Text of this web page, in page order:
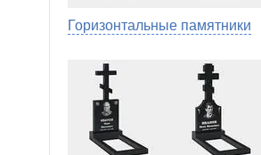
Горизонтальные памятники